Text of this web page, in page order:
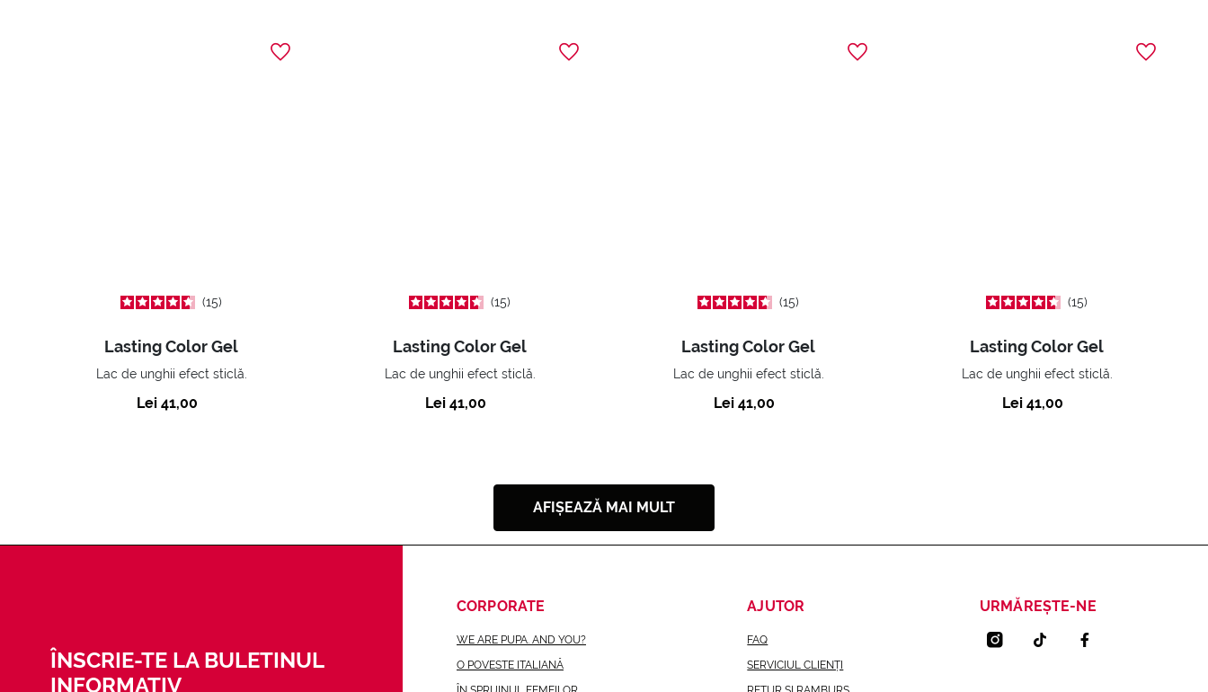
15
Lasting Color Gel
Lac de unghii efect sticlă.
Lei 41,00
15
Lasting Color Gel
Lac de unghii efect sticlă.
Lei 41,00
15
Lasting Color Gel
Lac de unghii efect sticlă.
Lei 41,00
15
Lasting Color Gel
Lac de unghii efect sticlă.
Lei 41,00
AFIȘEAZĂ MAI MULT
ÎNSCRIE-TE LA BULETINUL
INFORMATIV
CORPORATE
WE ARE PUPA. AND YOU?
O POVESTE ITALIANĂ
AJUTOR
FAQ
SERVICIUL CLIENȚI
URMĂREȘTE-NE